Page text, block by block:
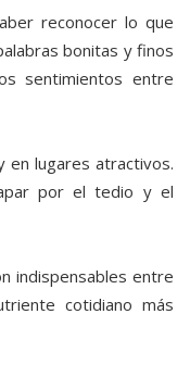
reconocer lo que
bonitas y finos
sentimientos entre
en lugares atractivos.
por el tedio y el
indispensables entre
cotidiano más